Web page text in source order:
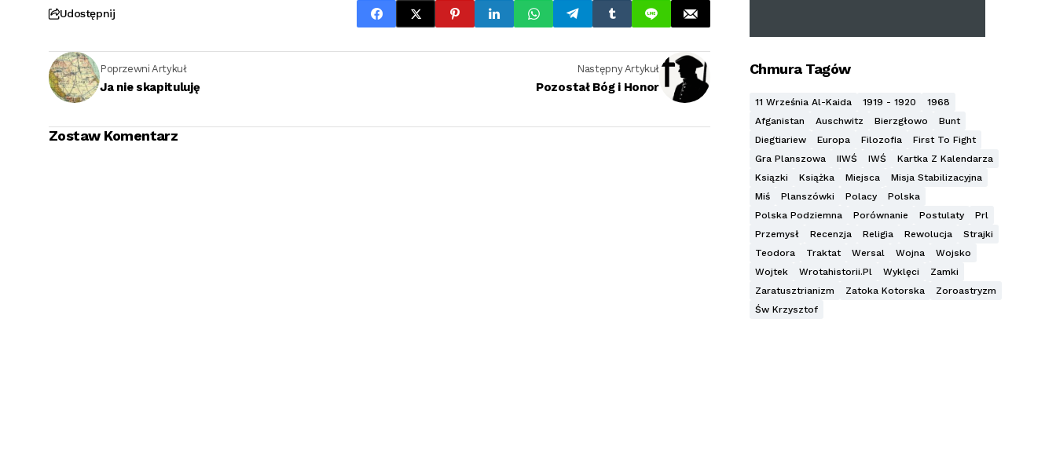
Udostępnij
Poprzewni Artykuł
Ja nie skapituluję
Następny Artykuł
Pozostał Bóg i Honor
Zostaw Komentarz
Chmura Tagów
11 Września Al-Kaida 1919 - 1920
1968
Afganistan
Auschwitz Bierzgłowo
Bunt
Diegtiariew
Europa Filozofia
First To Fight
Gra Planszowa
IIWŚ IWŚ
Kartka Z Kalendarza
Ksiązki
Książka Miejsca
Misja Stabilizacyjna
Miś
Planszówki Polacy
Polska
Polska Podziemna
Porównanie Postulaty
Prl
Przemysł
Recenzja Religia Rewolucja
Strajki
Teodora
Traktat Wersal Wojna
Wojsko
Wojtek
Wrotahistorii.pl Wyklęci
Zamki
Zaratusztrianizm
Zatoka Kotorska
Zoroastryzm
Św Krzysztof